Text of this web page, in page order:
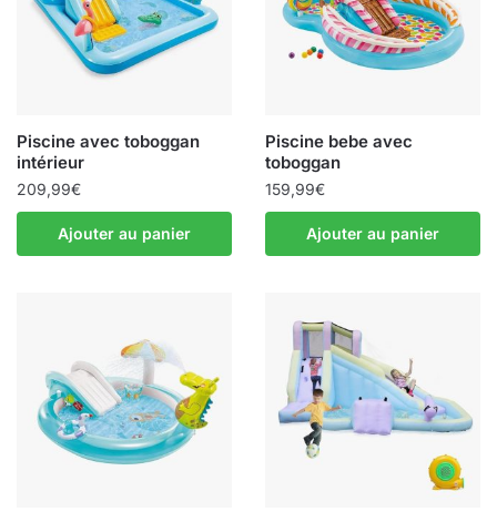
Piscine avec toboggan
intérieur
209,99€
Ajouter au panier
Piscine bebe avec
toboggan
159,99€
Ajouter au panier